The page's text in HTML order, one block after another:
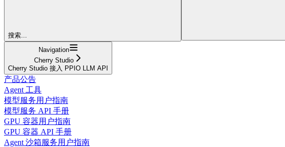
搜索...
Navigation
Cherry Studio
Cherry Studio 接入 PPIO LLM API
产品公告
Agent 工具
模型服务用户指南
模型服务 API 手册
GPU 容器用户指南
GPU 容器 API 手册
Agent 沙箱服务用户指南